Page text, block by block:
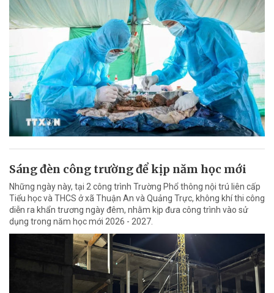
Sáng đèn công trường để kịp năm học mới
Những ngày này, tại 2 công trình Trường Phổ thông nội trú liên cấp
Tiểu học và THCS ở xã Thuận An và Quảng Trực, không khí thi công
diễn ra khẩn trương ngày đêm, nhằm kịp đưa công trình vào sử
dụng trong năm học mới 2026 - 2027.